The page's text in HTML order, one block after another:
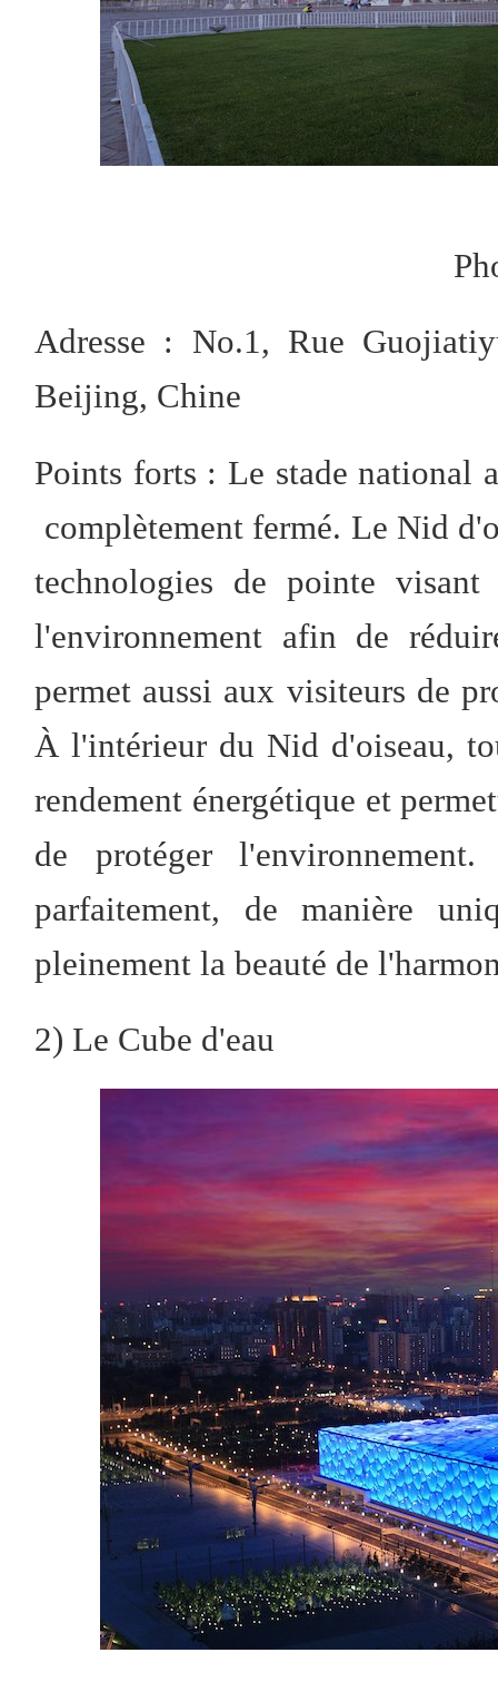
Adresse : No.1, Rue
Beijing, Chine
Points forts : Le stade national
complètement fermé. Le Nid
technologies de pointe
l'environnement afin de
permet aussi aux visiteurs de
À l'intérieur du Nid d'oiseau,
rendement énergétique et
de protéger
parfaitement, de manière
pleinement la beauté de
2) Le Cube d'eau